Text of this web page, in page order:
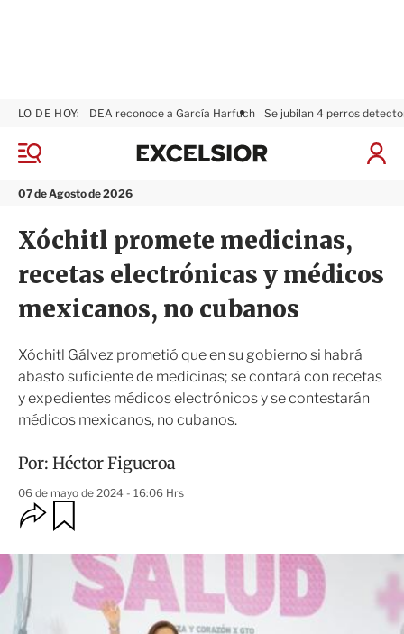
M
n
07 de Agosto de 2026
LO DE HOY: DEA reconoce a García Harfuch Se jubilan 4 perros
I
S
x
s
i
r
Xóchitl promete medicinas,
recetas electrónicas y médicos
mexicanos, no cubanos
Xóchitl Gálvez prometió que en su gobierno si habrá
abasto suficiente de medicinas; se contará con recetas
y expedientes médicos electrónicos y se contestarán
médicos mexicanos, no cubanos.
Por: Héctor Figueroa
06 de mayo de 2024 - 16:06 Hrs
O
p
i
r
d
a
r